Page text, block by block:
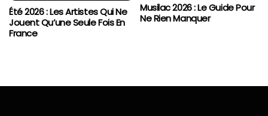
Été 2026 : Les Artistes Qui Ne
Jouent Qu’une Seule Fois En
France
Musilac 2026 : Le Guide Pour
Ne Rien Manquer